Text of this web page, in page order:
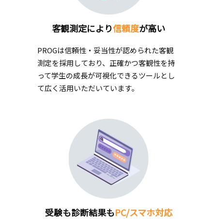
客観測定により信頼度が高い
PROGは信頼性・妥当性が認められた客観
測定を採用しており、正確かつ客観性を持
って学生の成長が可視化できるツールとし
て広く活用いただいています。
受験も診断結果もPC/スマホ対応